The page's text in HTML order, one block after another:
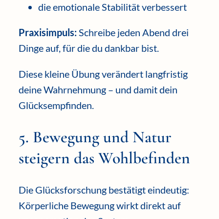
die emotionale Stabilität verbessert
Praxisimpuls:Schreibe jeden Abend drei
Dinge auf, für die du dankbar bist.
Diese kleine Übung verändert langfristig
deine Wahrnehmung – und damit dein
Glücksempfinden.
5. Bewegung und Natur
steigern das Wohlbefinden
Die Glücksforschung bestätigt eindeutig:
Körperliche Bewegung wirkt direkt auf